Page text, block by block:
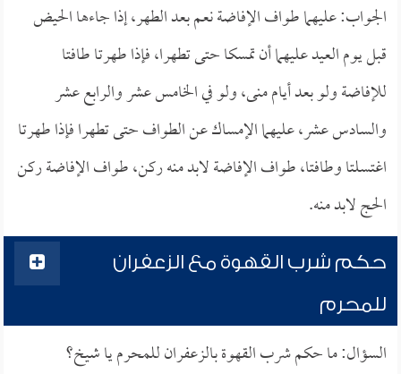
الجواب: عليهما طواف الإفاضة نعم بعد الطهر، إذا جاءها الحيض
قبل يوم العيد عليهما أن تمسكا حتى تطهرا، فإذا طهرتا طافتا
للإفاضة ولو بعد أيام منى، ولو في الخامس عشر والرابع عشر
والسادس عشر، عليهما الإمساك عن الطواف حتى تطهرا فإذا طهرتا
اغتسلتا وطافتا، طواف الإفاضة لابد منه ركن، طواف الإفاضة ركن
الحج لابد منه.
حكم شرب القهوة مع الزعفران
للمحرم
السؤال: ما حكم شرب القهوة بالزعفران للمحرم يا شيخ؟